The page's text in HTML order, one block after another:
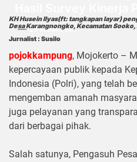
29 Maret 2023
KH Husein Ilyas(ft: tangkapan layar)
Desa Karangnongko, Kecamatan
Jurnalist : Susilo
pojokkampung, Mojokerto –
kepercayaan publik kepada
Indonesia (Polri), yang telah
mengemban amanah
juga pelayanan yang
dari berbagai pihak.
Salah satunya, Pengasuh